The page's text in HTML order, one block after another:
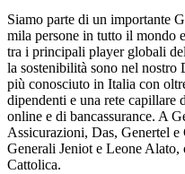
Siamo parte di un importante
mila persone in tutto il mondo
tra i principali player globali
la sostenibilità sono nel nostro
più conosciuto in Italia con
dipendenti e una rete
online e di bancassurance. A
Assicurazioni, Das, Genertel
Generali Jeniot e Leone
Cattolica.